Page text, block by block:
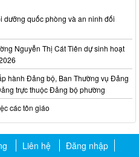
dưỡng quốc phòng và an ninh đối
Nguyễn Thị Cát Tiên dự sinh hoạt
hành Đảng bộ, Ban Thường vụ Đảng
trực thuộc Đảng bộ phường
các tôn giáo
Liên hệ Đăng nhập